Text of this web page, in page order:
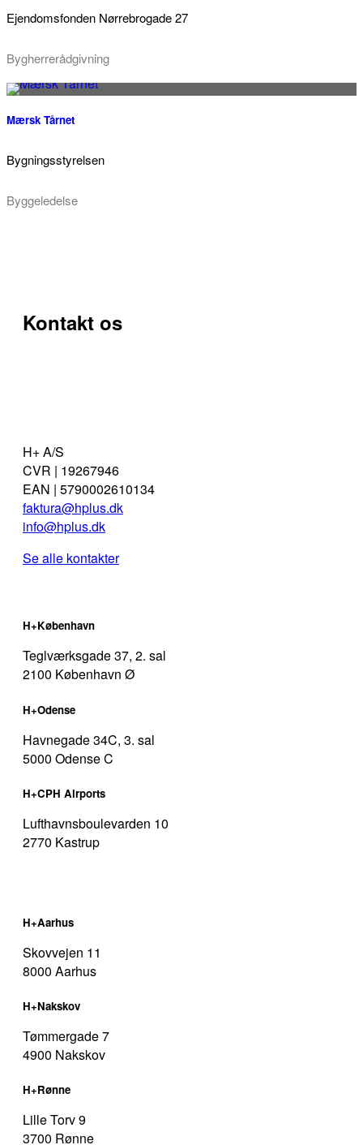
Ejendomsfonden Nørrebrogade 27
Bygherrerådgivning
Mærsk Tårnet
Bygningsstyrelsen
Byggeledelse
Kontakt os
H+ A/S
CVR | 19267946
EAN | 5790002610134
faktura@hplus.dk
info@hplus.dk
Se alle kontakter
H+København
Teglværksgade 37, 2. sal
2100 København Ø
H+Odense
Havnegade 34C, 3. sal
5000 Odense C
H+CPH Airports
Lufthavnsboulevarden 10
2770 Kastrup
H+Aarhus
Skovvejen 11
8000 Aarhus
H+Nakskov
Tømmergade 7
4900 Nakskov
H+Rønne
Lille Torv 9
3700 Rønne